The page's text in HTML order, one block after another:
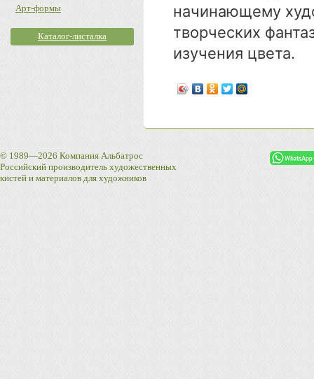
начинающему
творческих
изучения цвета.
Арт-формы
Каталог-листалка
© 1989—2026 Компания Альбатрос
Российский производитель художественных
кистей и материалов для художников